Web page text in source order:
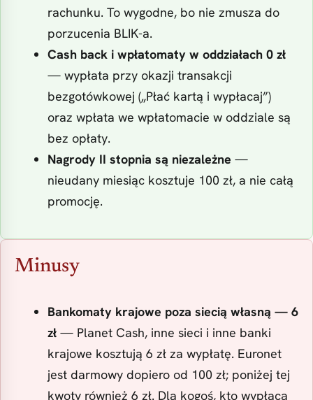
rachunku. To wygodne, bo nie zmusza do
porzucenia BLIK-a.
Cash back i wpłatomaty w oddziałach 0 zł
— wypłata przy okazji transakcji
bezgotówkowej („Płać kartą i wypłacaj”)
oraz wpłata we wpłatomacie w oddziale są
bez opłaty.
Nagrody II stopnia są niezależne —
nieudany miesiąc kosztuje 100 zł, a nie całą
promocję.
Minusy
Bankomaty krajowe poza siecią własną — 6
zł — Planet Cash, inne sieci i inne banki
krajowe kosztują 6 zł za wypłatę. Euronet
jest darmowy dopiero od 100 zł; poniżej tej
kwoty również 6 zł. Dla kogoś, kto wypłaca